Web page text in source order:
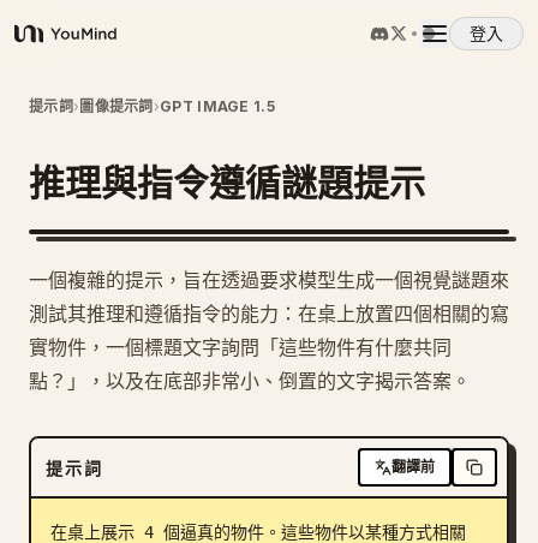
YouMind
登入
概覽
使用案例
提示詞
下載
提示詞› 圖像提示詞 ›GPT IMAGE 1.5
推理與指令遵循謎題提示
一個複雜的提示，旨在透過要求模型生成一個視覺謎題來
測試其推理和遵循指令的能力：在桌上放置四個相關的寫
實物件，一個標題文字詢問「這些物件有什麼共同
點？」，以及在底部非常小、倒置的文字揭示答案。
提示詞 翻譯前
在桌上展示 4 個逼真的物件。這些物件以某種方式相關